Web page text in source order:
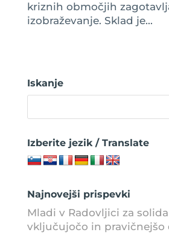
kriznih območjih
izobraževanje. Sklad je...
Iskanje
Izberite jezik / Translate
Najnovejši prispevki
Mladi v Radovljici za
vključujočo in pravičnejšo